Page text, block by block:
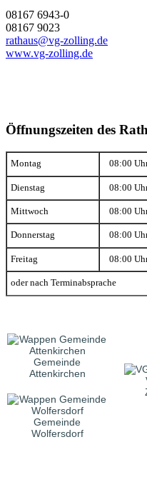
08167 6943-0
08167 9023
rathaus@vg-zolling.de
www.vg-zolling.de
Öffnungszeiten des
Montag 08:00
Dienstag 08:00
Mittwoch 08:00
Donnerstag 08:00
Freitag 08:00
oder nach Terminabsprache
Gemeinde
Attenkirchen
Gemeinde
Wolfersdorf